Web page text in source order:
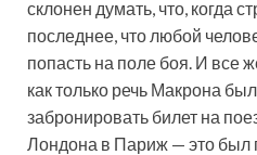
склонен думать, что, когда
последнее, что любой
попасть на поле боя. И все
как только речь Макрона
забронировать билет на
Лондона в Париж — это был